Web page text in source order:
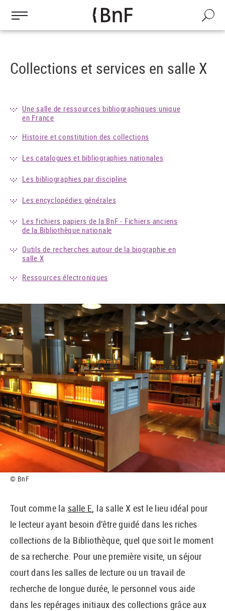
contenu
Recherche
Collections et services en salle X
Une salle de ressources bibliographiques unique
en France
Histoire et constitution des collections
Les catalogues et bibliographies nationales
Les bibliographies par discipline
Les encyclopédies générales
Les fichiers papiers de la BnF - Fichiers anciens
de la Bibliothèque nationale
Outils de recherches autour de la biographie en
salle X
Ressources électroniques
© BnF
Tout comme la salle E, la salle X est le lieu idéal pour
le lecteur ayant besoin d’être guidé dans les riches
collections de la Bibliothèque, quel que soit le moment
de sa recherche. Pour une première visite, un séjour
court dans les salles de lecture ou un travail de
recherche de longue durée, le personnel vous aide
dans les repérages initiaux des collections grâce aux